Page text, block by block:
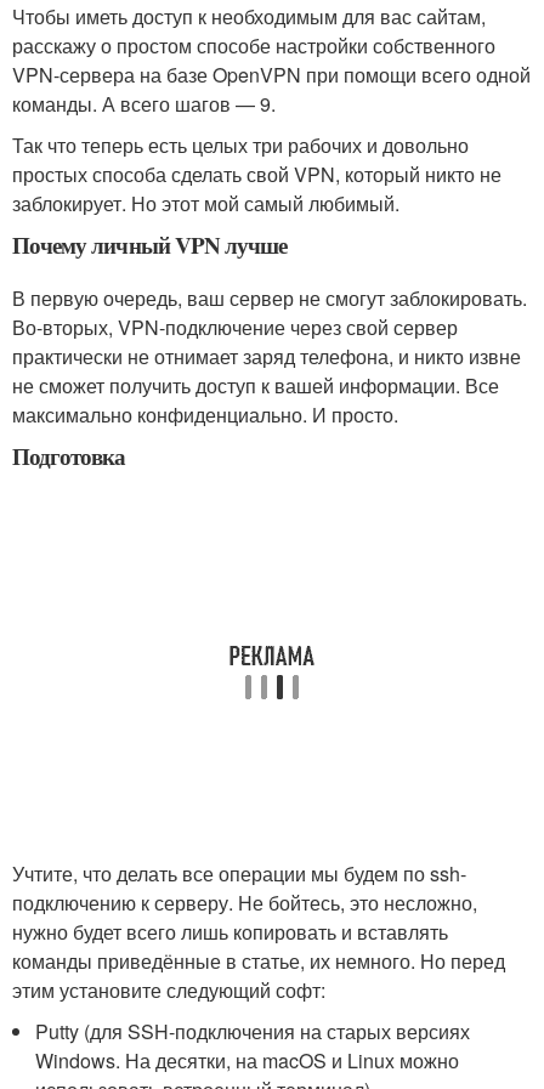
Чтобы иметь доступ к необходимым для вас сайтам,
расскажу о простом способе настройки собственного
VPN-сервера на базе OpenVPN при помощи всего одной
команды. А всего шагов — 9.
Так что теперь есть целых три рабочих и довольно
простых способа сделать свой VPN, который никто не
заблокирует. Но этот мой самый любимый.
Почему личный VPN лучше
В первую очередь, ваш сервер не смогут заблокировать.
Во-вторых, VPN-подключение через свой сервер
практически не отнимает заряд телефона, и никто извне
не сможет получить доступ к вашей информации. Все
максимально конфиденциально. И просто.
Подготовка
Учтите, что делать все операции мы будем по ssh-
подключению к серверу. Не бойтесь, это несложно,
нужно будет всего лишь копировать и вставлять
команды приведённые в статье, их немного. Но перед
этим установите следующий софт:
Putty (для SSH-подключения на старых версиях
Windows. На десятки, на macOS и Linux можно